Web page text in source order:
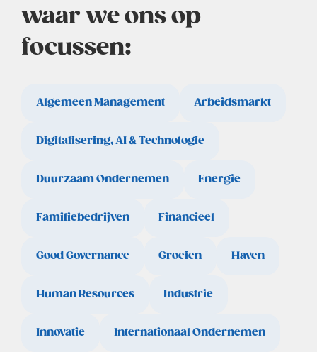
waar we ons op
focussen:
Algemeen Management Arbeidsmarkt
Digitalisering, AI & Technologie
Duurzaam Ondernemen Energie
Familiebedrijven Financieel
Good Governance Groeien Haven
Human Resources Industrie
Innovatie Internationaal Ondernemen